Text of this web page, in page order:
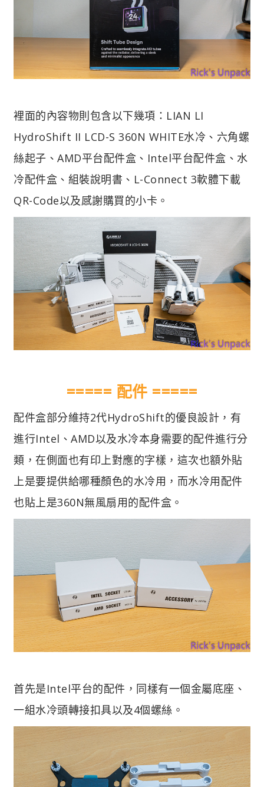
裡面的內容物則包含以下幾項：LIAN LI
HydroShift II LCD-S 360N WHITE水冷、六角螺
絲起子、AMD平台配件盒、Intel平台配件盒、水
冷配件盒、組裝說明書、L-Connect 3軟體下載
QR-Code以及感謝購買的小卡。
===== 配件 =====
配件盒部分維持2代HydroShift的優良設計，有
進行Intel、AMD以及水冷本身需要的配件進行分
類，在側面也有印上對應的字樣，這次也額外貼
上是要提供給哪種顏色的水冷用，而水冷用配件
也貼上是360N無風扇用的配件盒。
首先是Intel平台的配件，同樣有一個金屬底座、
一組水冷頭轉接扣具以及4個螺絲。